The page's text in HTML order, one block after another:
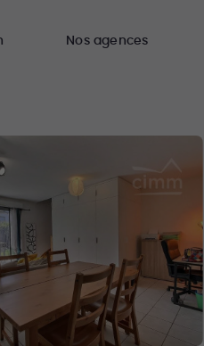
Nos agences